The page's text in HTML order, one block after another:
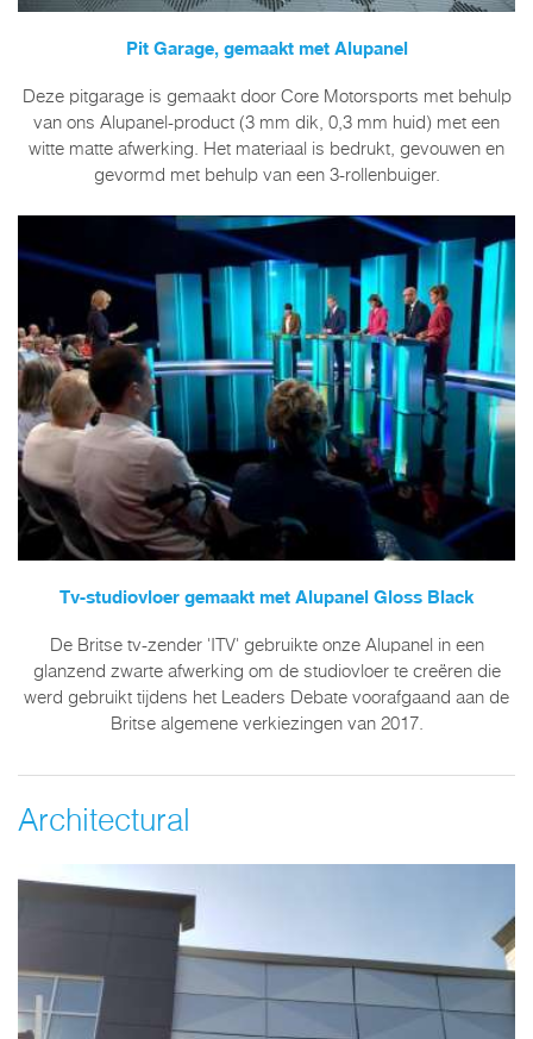
Pit Garage, gemaakt met Alupanel
Deze pitgarage is gemaakt door Core Motorsports met behulp
van ons Alupanel-product (3 mm dik, 0,3 mm huid) met een
witte matte afwerking. Het materiaal is bedrukt, gevouwen en
gevormd met behulp van een 3-rollenbuiger.
Tv-studiovloer gemaakt met Alupanel Gloss Black
De Britse tv-zender 'ITV' gebruikte onze Alupanel in een
glanzend zwarte afwerking om de studiovloer te creëren die
werd gebruikt tijdens het Leaders Debate voorafgaand aan de
Britse algemene verkiezingen van 2017.
Architectural